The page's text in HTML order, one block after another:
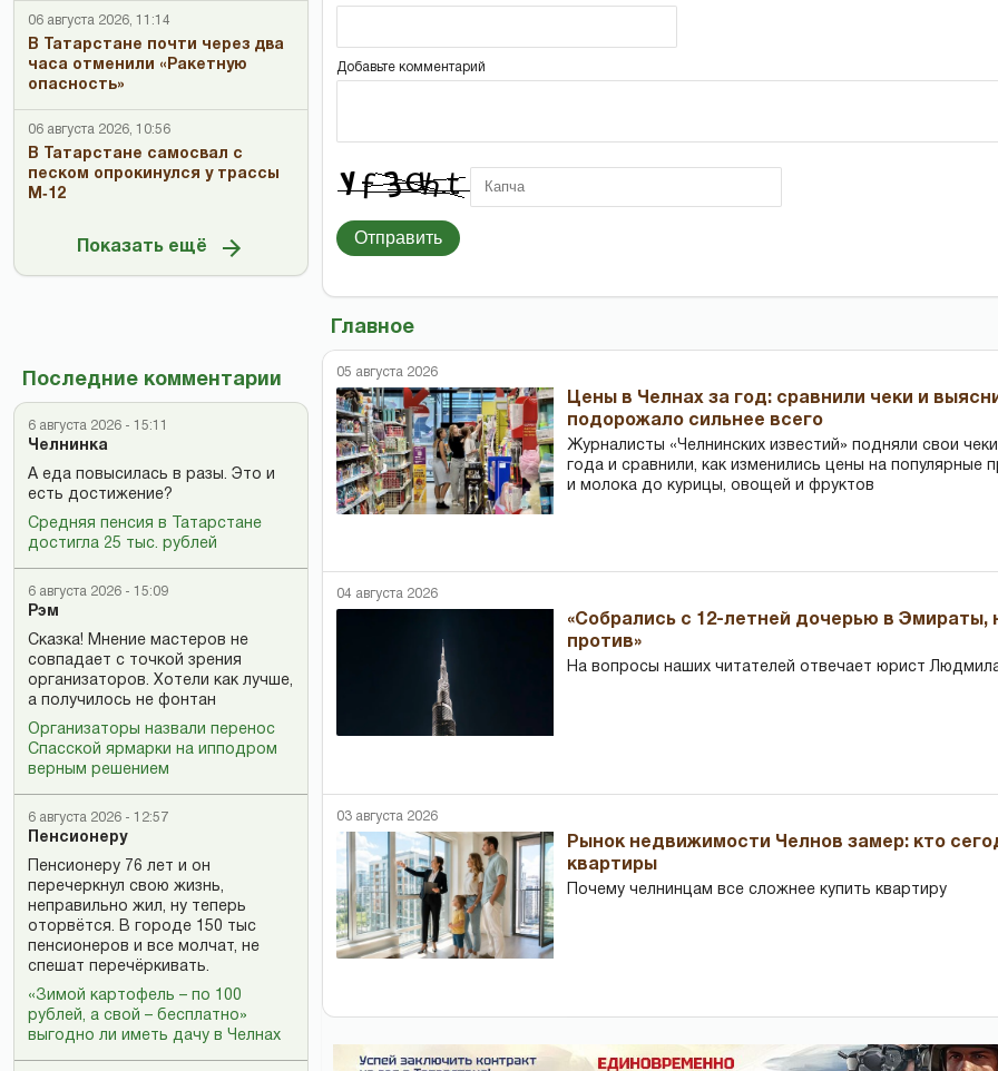
06 августа 2026, 11:14
В Татарстане почти через два
часа отменили «Ракетную
опасность»
06 августа 2026, 10:56
В Татарстане самосвал с
песком опрокинулся у трассы
М‑12
Показать ещё
Последние комментарии
6 августа 2026 - 15:11
Челнинка
А еда повысилась в разы. Это и
есть достижение?
Средняя пенсия в Татарстане
достигла 25 тыс. рублей
6 августа 2026 - 15:09
Рэм
Сказка! Мнение мастеров не
совпадает с точкой зрения
организаторов. Хотели как лучше,
а получилось не фонтан
Организаторы назвали перенос
Спасской ярмарки на ипподром
верным решением
6 августа 2026 - 12:57
Пенсионеру
Пенсионеру 76 лет и он
перечеркнул свою жизнь,
неправильно жил, ну теперь
оторвётся. В городе 150 тыс
пенсионеров и все молчат, не
спешат перечёркивать.
«Зимой картофель – по 100
рублей, а свой – бесплатно»
выгодно ли иметь дачу в Челнах
Добавьте комментарий
Отправить
Главное
05 августа 2026
Цены в Челнах за год: сравнили чеки и
подорожало сильнее всего
Журналисты «Челнинских известий» подняли свои
года и сравнили, как изменились цены на популярные
и молока до курицы, овощей и фруктов
04 августа 2026
«Собрались с 12-летней дочерью в
против»
На вопросы наших читателей отвечает юрист
03 августа 2026
Рынок недвижимости Челнов замер: кто
квартиры
Почему челнинцам все сложнее купить квартиру